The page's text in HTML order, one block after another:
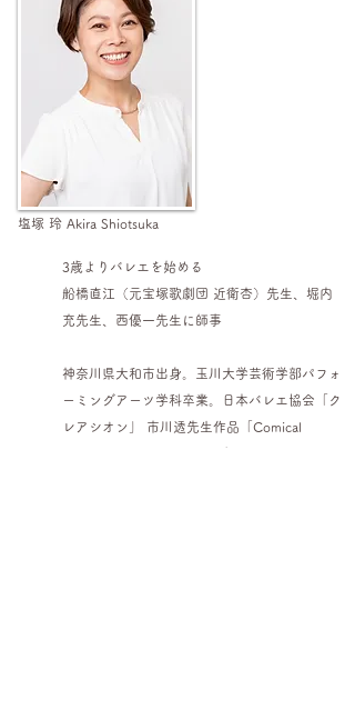
塩塚 玲 Akira Shiotsuka
3歳よりバレエを始める
船橋直江（元宝塚歌劇団 近衛杏）先生、堀内
充先生、西優一先生に師事
神奈川県大和市出身。玉川大学芸術学部パフォ
ーミングアーツ学科卒業。日本バレエ協会「ク
レアシオン」 市川透先生作品「Comical